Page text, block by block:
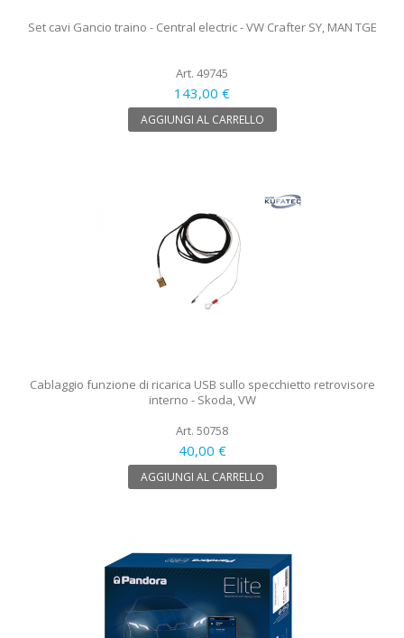
Set cavi Gancio traino - Central electric - VW Crafter SY, MAN TGE
Art. 49745
143,00 €
AGGIUNGI AL CARRELLO
Cablaggio funzione di ricarica USB sullo specchietto retrovisore
interno - Skoda, VW
Art. 50758
40,00 €
AGGIUNGI AL CARRELLO